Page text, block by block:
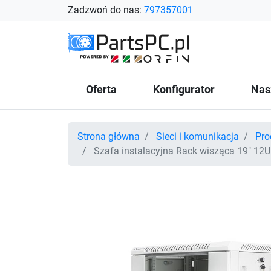
Zadzwoń do nas: 797357001
Oferta Konfigurator
Strona główna Sieci i komunikacja
Szafa instalacyjna Rack wisząca 19"